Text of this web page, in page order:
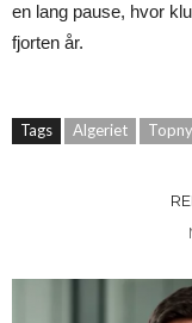
en lang pause, hvor
fjorten år.
Tags Algeriet